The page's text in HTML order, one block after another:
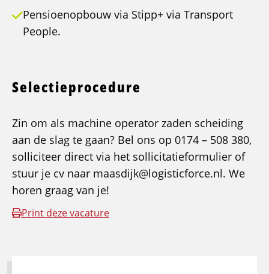
Pensioenopbouw via Stipp+ via Transport
People.
Selectieprocedure
Zin om als machine operator zaden scheiding
aan de slag te gaan? Bel ons op 0174 – 508 380,
solliciteer direct via het sollicitatieformulier of
stuur je cv naar maasdijk@logisticforce.nl. We
horen graag van je!
Print deze vacature